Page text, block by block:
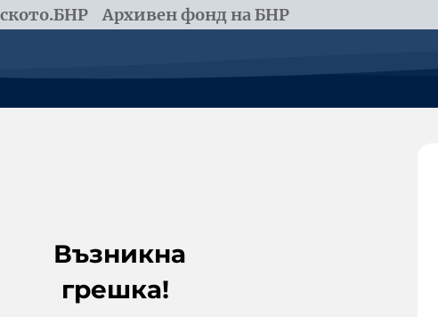
Архивен фонд на БНР
Възникна
грешка!